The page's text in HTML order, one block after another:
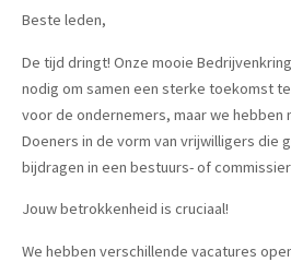
Beste leden,
De tijd dringt! Onze mooie
nodig om samen een sterke toekomst
voor de ondernemers, maar we hebben
Doeners in de vorm van vrijwilligers die
bijdragen in een bestuurs- of
Jouw betrokkenheid is cruciaal!
We hebben verschillende vacatures